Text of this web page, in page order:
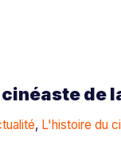
cinéaste
, L'histoire du